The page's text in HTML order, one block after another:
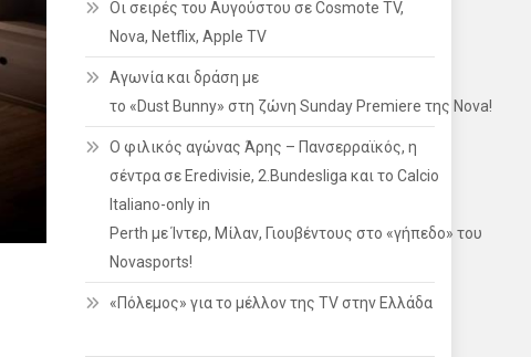
Οι σειρές του Αυγούστου σε Cosmote TV,
Nova, Netflix, Apple TV
Αγωνία και δράση με
το «Dust Bunny» στη ζώνη Sunday Premiere της Nova!
Ο φιλικός αγώνας Άρης – Πανσερραϊκός, η
σέντρα σε Eredivisie, 2.Bundesliga και το Calcio
Italiano-only in
Perth με Ίντερ, Μίλαν, Γιουβέντους στο «γήπεδο» του
Novasports!
«Πόλεμος» για το μέλλον της TV στην Ελλάδα